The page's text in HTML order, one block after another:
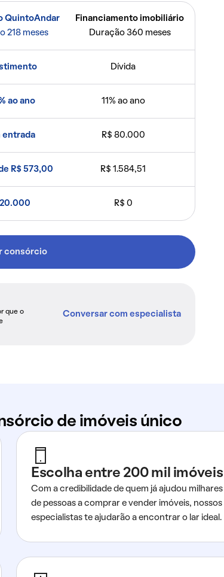
QuintoAndar
218 meses
Financiamento imobiliário
Duração 360 meses
Dívida
ao ano 11% ao ano
entrada R$ 80.000
R$ 573,00 R$ 1.584,51
20.000 R$ 0
consórcio
que o
Conversar com especialista
de imóveis único
Escolha entre 200 mil imóveis
Com a credibilidade de quem já ajudou milhares
de pessoas a comprar e vender imóveis, nossos
especialistas te ajudarão a encontrar o lar ideal.